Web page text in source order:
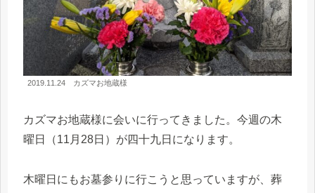
2019.11.24 カズマお地蔵様
カズマお地蔵様に会いに行ってきました。今週の木
曜日（11月28日）が四十九日になります。
木曜日にもお墓参りに行こうと思っていますが、葬